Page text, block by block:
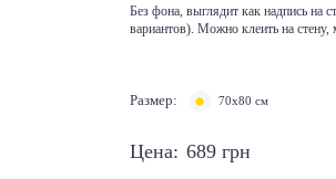
Без фона, выглядит как надпись на
вариантов). Можно клеить на стену,
Размер: 70х80 см
Цена: 689 грн